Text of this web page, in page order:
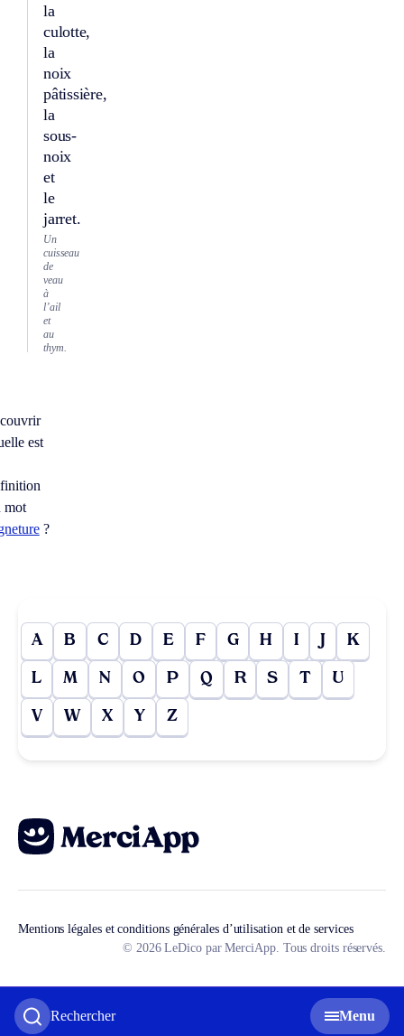
Rechercher Menu
la
culotte,
la
noix
pâtissière,
la
sous-
noix
et
le
jarret.
Un
cuisseau
de
veau
à
l’ail
et
au
thym.
est
mot
?
A B C D E F G H I J K
L M N O P Q R S T U
V W X Y Z
Mentions légales et conditions générales d’utilisation et de services
© 2026 LeDico par MerciApp. Tous droits réservés.